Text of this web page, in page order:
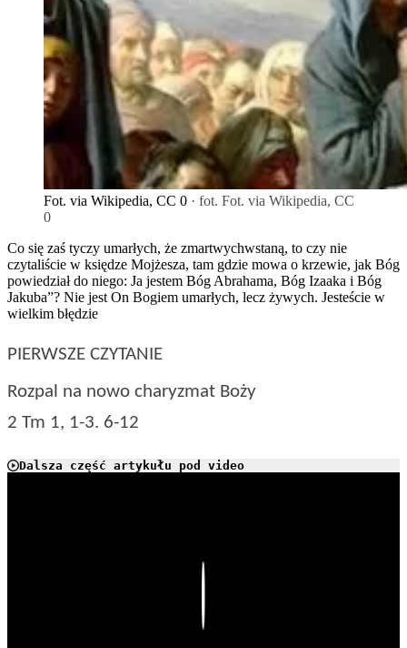
Fot. via Wikipedia, CC 0 · fot. Fot. via Wikipedia, CC
0
Co się zaś tyczy umarłych, że zmartwychwstaną, to czy nie
czytaliście w księdze Mojżesza, tam gdzie mowa o krzewie, jak Bóg
powiedział do niego: Ja jestem Bóg Abrahama, Bóg Izaaka i Bóg
Jakuba”? Nie jest On Bogiem umarłych, lecz żywych. Jesteście w
wielkim błędzie
PIERWSZE CZYTANIE
Rozpal na nowo charyzmat Boży
2 Tm 1, 1-3. 6-12
Dalsza część artykułu pod video